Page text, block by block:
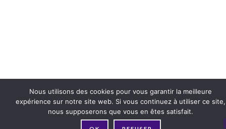
Nous utilisons des cookies pour vous garantir la meilleure
expérience sur notre site web. Si vous continuez à utiliser ce site,
nous supposerons que vous en êtes satisfait.